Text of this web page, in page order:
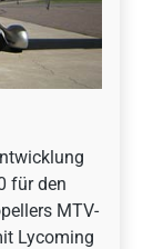
für den
MTV-
Lycoming